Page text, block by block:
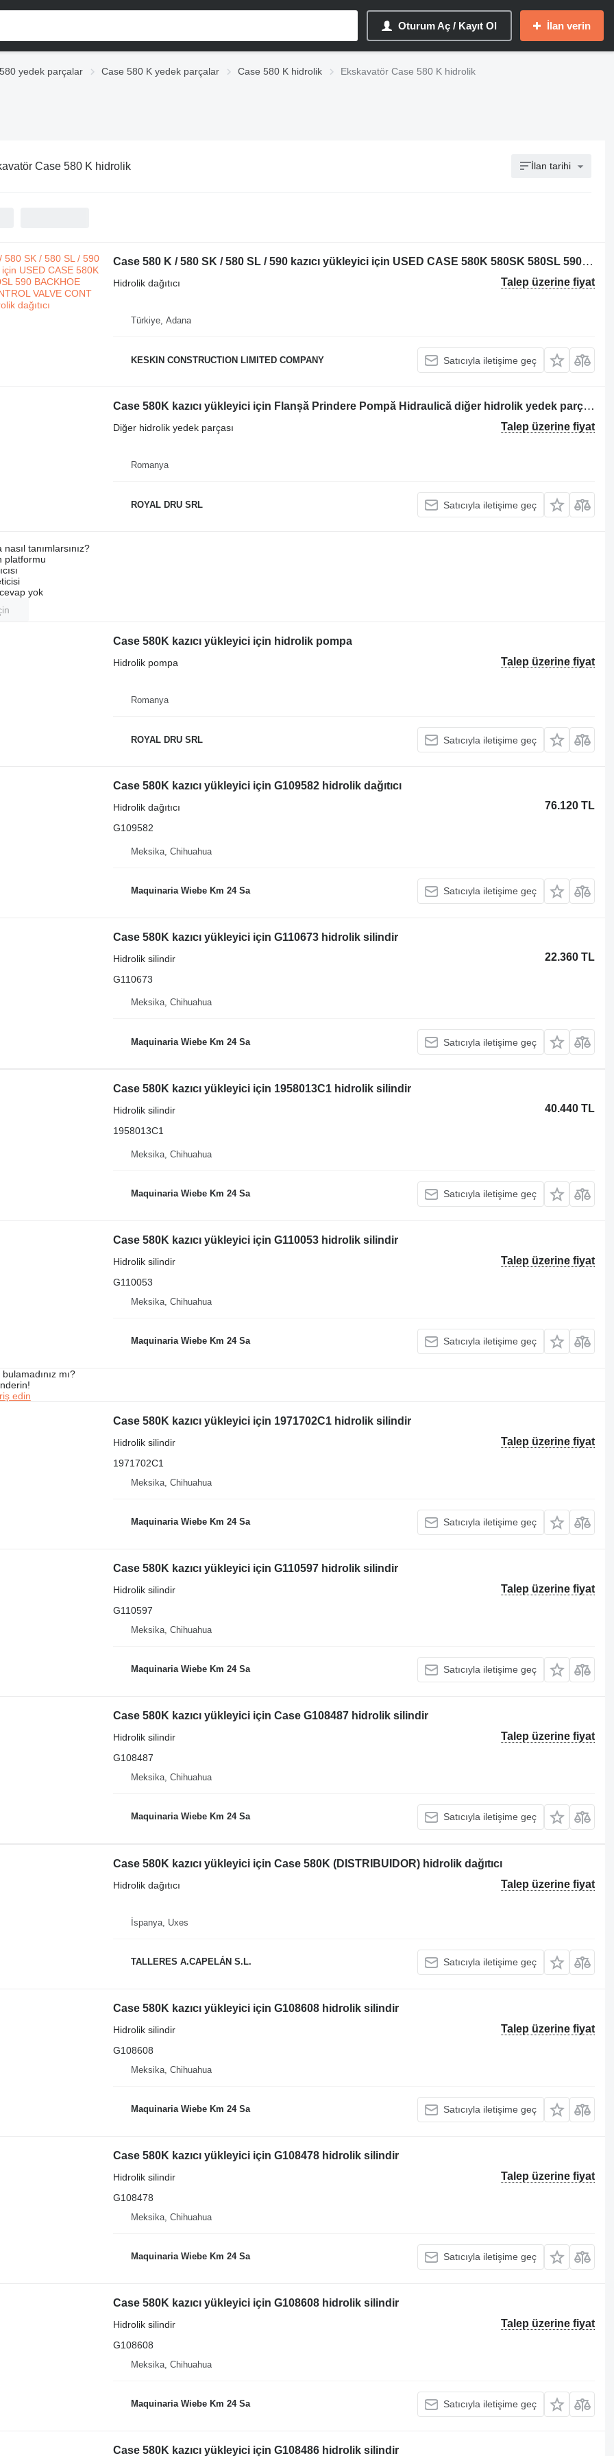
Oturum Aç / Kayıt Ol İlan verin
yedek parçalar Case 580 K yedek parçalar Case 580 K hidrolik Ekskavatör Case 580 K hidrolik
Case 580 K hidrolik İlan tarihi
Case 580 K / 580 SK / 580 SL / 590 kazıcı yükleyici için USED CASE 580K 580SK 580SL 590 BACKHOE LOADER CONTROL VALVE CONT hidrolik dağıtıcı
Talep üzerine fiyat
Hidrolik dağıtıcı
Türkiye, Adana
KESKIN CONSTRUCTION LIMITED COMPANY Satıcıyla iletişime geç
Case 580K kazıcı yükleyici için Flanșă Prindere Pompă Hidraulică diğer hidrolik yedek parçası
Talep üzerine fiyat
Diğer hidrolik yedek parçası
Romanya
ROYAL DRU SRL Satıcıyla iletişime geç
nasıl tanımlarsınız?
platformu
yok
Case 580K kazıcı yükleyici için hidrolik pompa
Talep üzerine fiyat
Hidrolik pompa
Romanya
ROYAL DRU SRL Satıcıyla iletişime geç
Case 580K kazıcı yükleyici için G109582 hidrolik dağıtıcı
76.120 TL
Hidrolik dağıtıcı
G109582
Meksika, Chihuahua
Maquinaria Wiebe Km 24 Sa Satıcıyla iletişime geç
Case 580K kazıcı yükleyici için G110673 hidrolik silindir
22.360 TL
Hidrolik silindir
G110673
Meksika, Chihuahua
Maquinaria Wiebe Km 24 Sa Satıcıyla iletişime geç
Case 580K kazıcı yükleyici için 1958013C1 hidrolik silindir
40.440 TL
Hidrolik silindir
1958013C1
Meksika, Chihuahua
Maquinaria Wiebe Km 24 Sa Satıcıyla iletişime geç
Case 580K kazıcı yükleyici için G110053 hidrolik silindir
Talep üzerine fiyat
Hidrolik silindir
G110053
Meksika, Chihuahua
Maquinaria Wiebe Km 24 Sa Satıcıyla iletişime geç
mı?
edin
Case 580K kazıcı yükleyici için 1971702C1 hidrolik silindir
Talep üzerine fiyat
Hidrolik silindir
1971702C1
Meksika, Chihuahua
Maquinaria Wiebe Km 24 Sa Satıcıyla iletişime geç
Case 580K kazıcı yükleyici için G110597 hidrolik silindir
Talep üzerine fiyat
Hidrolik silindir
G110597
Meksika, Chihuahua
Maquinaria Wiebe Km 24 Sa Satıcıyla iletişime geç
Case 580K kazıcı yükleyici için Case G108487 hidrolik silindir
Talep üzerine fiyat
Hidrolik silindir
G108487
Meksika, Chihuahua
Maquinaria Wiebe Km 24 Sa Satıcıyla iletişime geç
Case 580K kazıcı yükleyici için Case 580K (DISTRIBUIDOR) hidrolik dağıtıcı
Talep üzerine fiyat
Hidrolik dağıtıcı
İspanya, Uxes
TALLERES A.CAPELÁN S.L. Satıcıyla iletişime geç
Case 580K kazıcı yükleyici için G108608 hidrolik silindir
Talep üzerine fiyat
Hidrolik silindir
G108608
Meksika, Chihuahua
Maquinaria Wiebe Km 24 Sa Satıcıyla iletişime geç
Case 580K kazıcı yükleyici için G108478 hidrolik silindir
Talep üzerine fiyat
Hidrolik silindir
G108478
Meksika, Chihuahua
Maquinaria Wiebe Km 24 Sa Satıcıyla iletişime geç
Case 580K kazıcı yükleyici için G108608 hidrolik silindir
Talep üzerine fiyat
Hidrolik silindir
G108608
Meksika, Chihuahua
Maquinaria Wiebe Km 24 Sa Satıcıyla iletişime geç
Case 580K kazıcı yükleyici için G108486 hidrolik silindir